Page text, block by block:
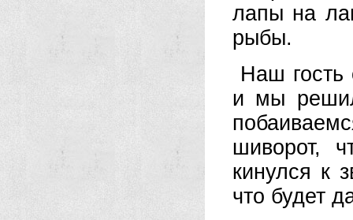
лапы на
рыбы.
Наш гость
и мы
шиворот,
кинулся к
что будет